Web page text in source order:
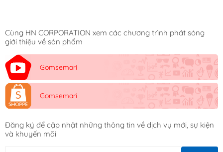
Nồi tháo rời dễ dàng sử dụng và rửa sạch
Ưu điểm của nồi chiên không dầu Casamom CAA-206
Hàn Quốc:
Nồi chiên không dầu Casamom CAA-206 là mẫu nồi
chiên không dầu cơ hoàn toàn mới năm 2022 đến từ
Cùng HN CORPORATION xem các chương trình phát sóng
giới thiệu về sản phẩm
Gomsemari
Gomsemari
Đăng ký để cập nhật những thông tin về dịch vụ mới, sự kiện
và khuyến mãi